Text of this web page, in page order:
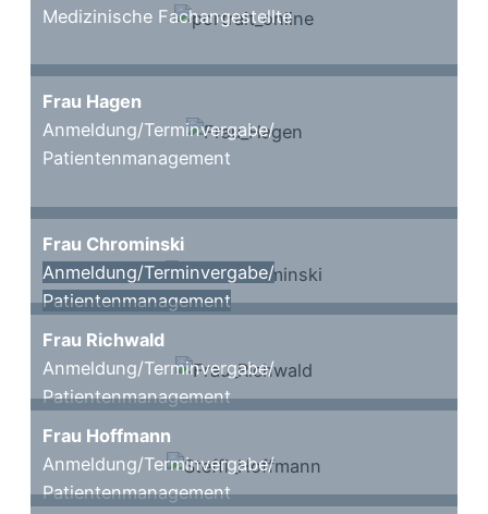
Medizinische Fachangestellte
Frau Hagen
Anmeldung/Terminvergabe/
Patientenmanagement
Frau Chrominski
Anmeldung/Terminvergabe/
Patientenmanagement
Frau Richwald
Anmeldung/Terminvergabe/
Patientenmanagement
Frau Hoffmann
Anmeldung/Terminvergabe/
Patientenmanagement